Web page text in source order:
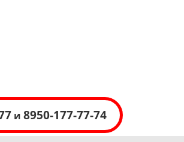
и 8950-177-77-74